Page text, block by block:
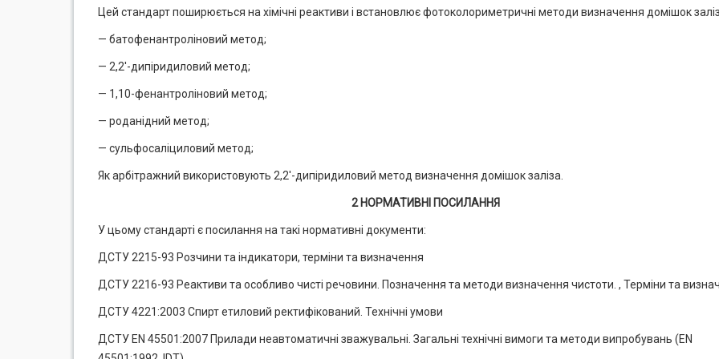
Цей стандарт поширюється на хімічні реактиви і встановлює фотоколориметричні методи визначення домішок
— батофенантроліновий метод;
— 2,2'-дипіридиловий метод;
— 1,10-фенантроліновий метод;
— роданідний метод;
— сульфосаліциловий метод;
Як арбітражний використовують 2,2'-дипіридиловий метод визначення домішок заліза.
2 НОРМАТИВНІ ПОСИЛАННЯ
У цьому стандарті є посилання на такі нормативні документи:
ДСТУ 2215-93 Розчини та індикатори, терміни та визначення
ДСТУ 2216-93 Реактиви та особливо чисті речовини. Позначення та методи визначення чистоти. , Терміни та
ДСТУ 4221:2003 Спирт етиловий ректифікований. Технічні умови
ДСТУ EN 45501:2007 Прилади неавтоматичні зважувальні. Загальні технічні вимоги та ме­тоди випробувань (EN